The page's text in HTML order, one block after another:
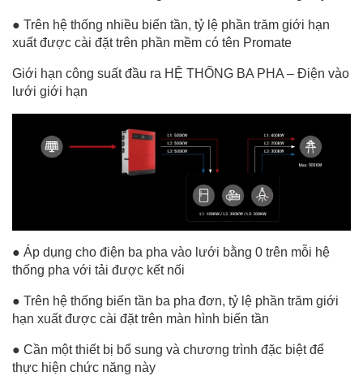
● Trên hệ thống nhiều biến tần, tỷ lệ phần trăm giới hạn
xuất được cài đặt trên phần mềm có tên Promate
Giới hạn công suất đầu ra HỆ THỐNG BA PHA – Điện vào
lưới giới hạn
● Áp dụng cho điện ba pha vào lưới bằng 0 trên mỗi hệ
thống pha với tải được kết nối
● Trên hệ thống biến tần ba pha đơn, tỷ lệ phần trăm giới
hạn xuất được cài đặt trên màn hình biến tần
● Cần một thiết bị bổ sung và chương trình đặc biệt để
thực hiện chức năng này